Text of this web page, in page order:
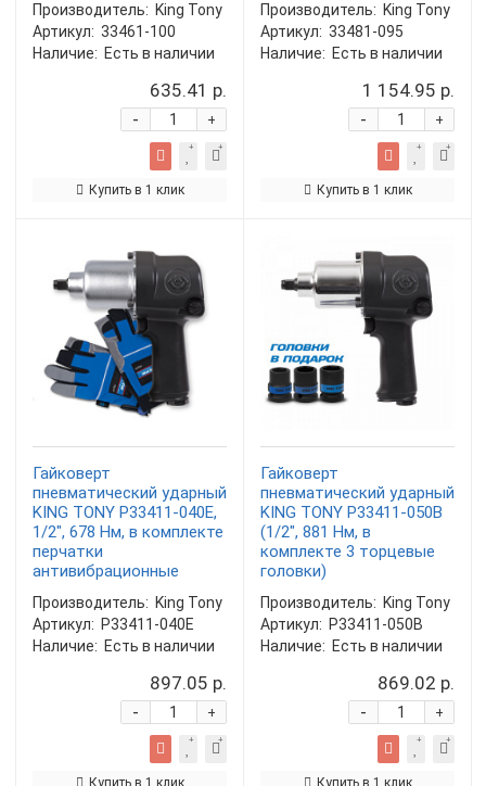
Производитель: King Tony
Артикул: 33461-100
Наличие: Есть в наличии
635.41 р.
+
-
Купить в 1 клик
Производитель: King Tony
Артикул: 33481-095
Наличие: Есть в наличии
1 154.95 р.
+
-
Купить в 1 клик
Гайковерт
пневматический ударный
KING TONY P33411-040E,
1/2", 678 Нм, в комплекте
перчатки
антивибрационные
Производитель: King Tony
Артикул: P33411-040E
Наличие: Есть в наличии
897.05 р.
+
-
Купить в 1 клик
Гайковерт
пневматический ударный
KING TONY P33411-050B
(1/2", 881 Нм, в
комплекте 3 торцевые
головки)
Производитель: King Tony
Артикул: P33411-050B
Наличие: Есть в наличии
869.02 р.
+
-
Купить в 1 клик